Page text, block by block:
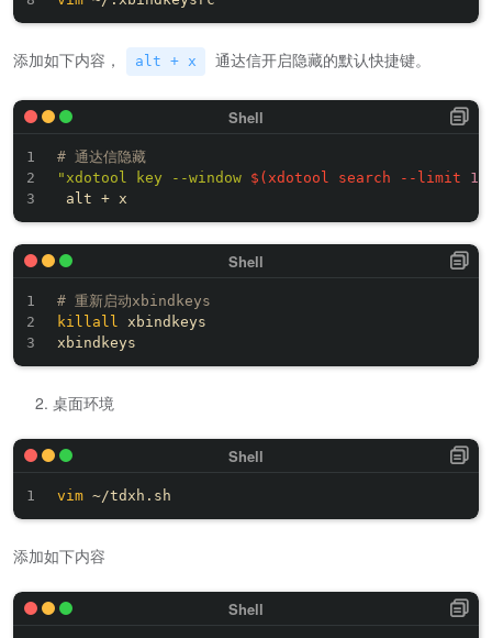
添加如下内容， alt + x 通达信开启隐藏的默认快捷键。
# 通达信隐藏
"xdotool key --window $( xdotool search --limit 1
# 重新启动xbindkeys
killall
xbindkeys
桌面环境
vim
添加如下内容